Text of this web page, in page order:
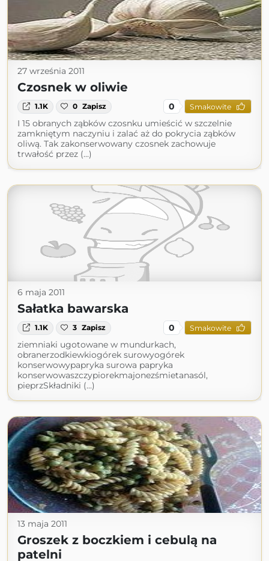
27 września 2011
Czosnek w oliwie
1.1K 0 Zapisz 0 Smakowite
I 15 obranych ząbków czosnku umieścić w szczelnie
zamkniętym naczyniu i zalać aż do pokrycia ząbków
oliwą. Tak zakonserwowany czosnek zachowuje
trwałość przez (...)
6 maja 2011
Sałatka bawarska
1.1K 3 Zapisz 0 Smakowite
ziemniaki ugotowane w mundurkach,
obranerzodkiewkiogórek surowyogórek
konserwowypapryka surowa papryka
konserwowaszczypiorekmajonezśmietanasól,
pieprzSkładniki (...)
13 maja 2011
Groszek z boczkiem i cebulą na
patelni